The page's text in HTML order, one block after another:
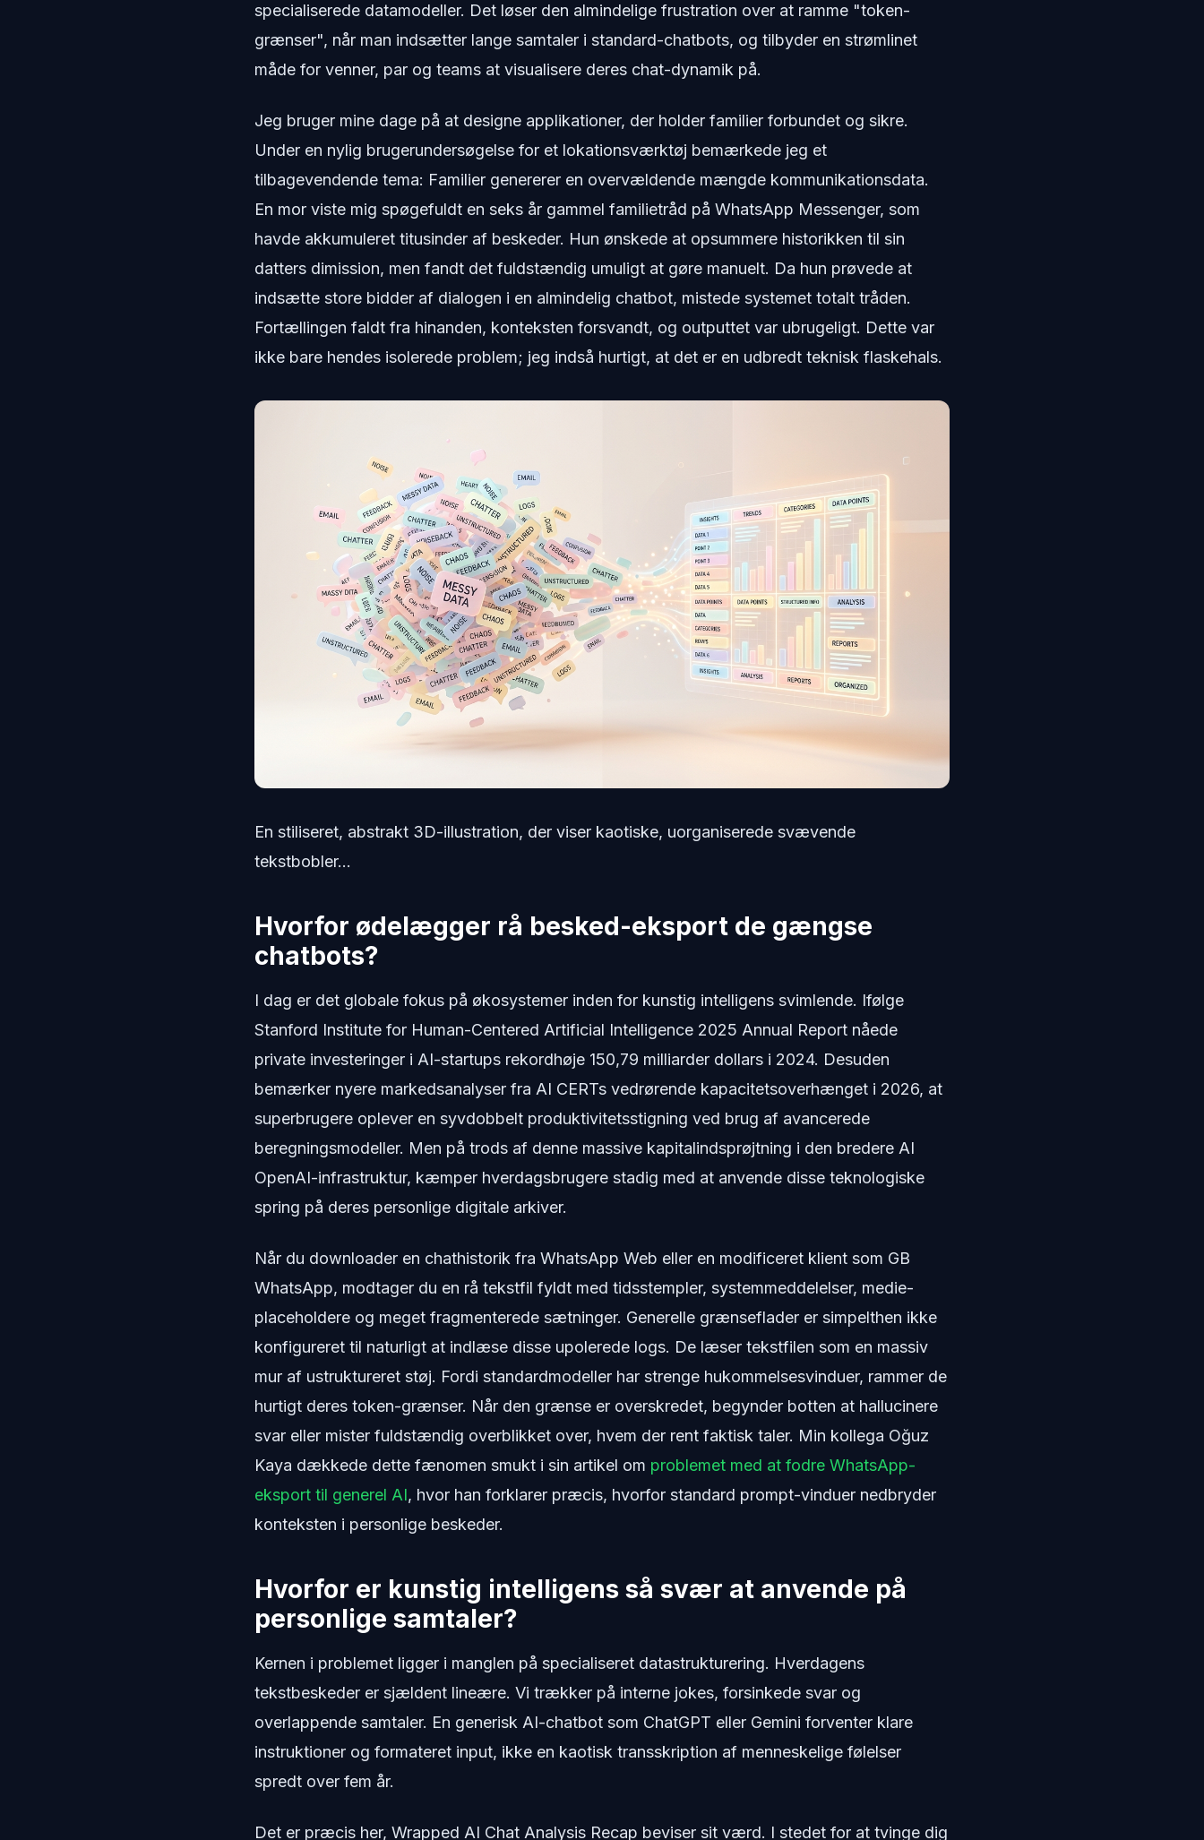
specialiserede datamodeller. Det løser den almindelige frustration over at ramme "token-
grænser", når man indsætter lange samtaler i standard-chatbots, og tilbyder en strømlinet
måde for venner, par og teams at visualisere deres chat-dynamik på.
Jeg bruger mine dage på at designe applikationer, der holder familier forbundet og sikre.
Under en nylig brugerundersøgelse for et lokationsværktøj bemærkede jeg et
tilbagevendende tema: Familier genererer en overvældende mængde kommunikationsdata.
En mor viste mig spøgefuldt en seks år gammel familietråd på WhatsApp Messenger, som
havde akkumuleret titusinder af beskeder. Hun ønskede at opsummere historikken til sin
datters dimission, men fandt det fuldstændig umuligt at gøre manuelt. Da hun prøvede at
indsætte store bidder af dialogen i en almindelig chatbot, mistede systemet totalt tråden.
Fortællingen faldt fra hinanden, konteksten forsvandt, og outputtet var ubrugeligt. Dette var
ikke bare hendes isolerede problem; jeg indså hurtigt, at det er en udbredt teknisk flaskehals.
En stiliseret, abstrakt 3D-illustration, der viser kaotiske, uorganiserede svævende
tekstbobler...
Hvorfor ødelægger rå besked-eksport de gængse
chatbots?
I dag er det globale fokus på økosystemer inden for kunstig intelligens svimlende. Ifølge
Stanford Institute for Human-Centered Artificial Intelligence 2025 Annual Report nåede
private investeringer i AI-startups rekordhøje 150,79 milliarder dollars i 2024. Desuden
bemærker nyere markedsanalyser fra AI CERTs vedrørende kapacitetsoverhænget i 2026, at
superbrugere oplever en syvdobbelt produktivitetsstigning ved brug af avancerede
beregningsmodeller. Men på trods af denne massive kapitalindsprøjtning i den bredere AI
OpenAI-infrastruktur, kæmper hverdagsbrugere stadig med at anvende disse teknologiske
spring på deres personlige digitale arkiver.
Når du downloader en chathistorik fra WhatsApp Web eller en modificeret klient som GB
WhatsApp, modtager du en rå tekstfil fyldt med tidsstempler, systemmeddelelser, medie-
placeholdere og meget fragmenterede sætninger. Generelle grænseflader er simpelthen ikke
konfigureret til naturligt at indlæse disse upolerede logs. De læser tekstfilen som en massiv
mur af ustruktureret støj. Fordi standardmodeller har strenge hukommelsesvinduer, rammer de
hurtigt deres token-grænser. Når den grænse er overskredet, begynder botten at hallucinere
svar eller mister fuldstændig overblikket over, hvem der rent faktisk taler. Min kollega Oğuz
Kaya dækkede dette fænomen smukt i sin artikel om problemet med at fodre WhatsApp-
eksport til generel AI, hvor han forklarer præcis, hvorfor standard prompt-vinduer nedbryder
konteksten i personlige beskeder.
Hvorfor er kunstig intelligens så svær at anvende på
personlige samtaler?
Kernen i problemet ligger i manglen på specialiseret datastrukturering. Hverdagens
tekstbeskeder er sjældent lineære. Vi trækker på interne jokes, forsinkede svar og
overlappende samtaler. En generisk AI-chatbot som ChatGPT eller Gemini forventer klare
instruktioner og formateret input, ikke en kaotisk transskription af menneskelige følelser
spredt over fem år.
Det er præcis her, Wrapped AI Chat Analysis Recap beviser sit værd. I stedet for at tvinge dig